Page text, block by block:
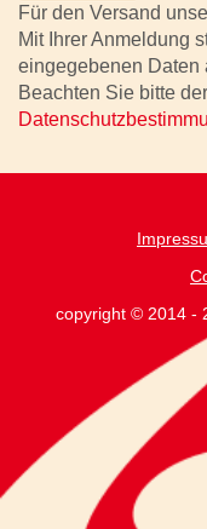
Für den Versand
Mit Ihrer Anmeldung
eingegebenen Daten
Beachten Sie bitte
copyright © 2014 -